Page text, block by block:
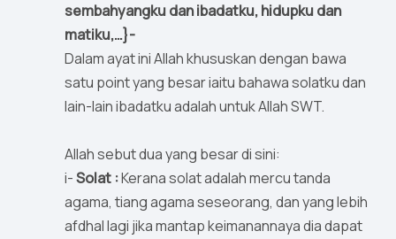
sembahyangku dan ibadatku, hidupku dan
matiku,…}-
Dalam ayat ini Allah khususkan dengan bawa
satu point yang besar iaitu bahawa solatku dan
lain-lain ibadatku adalah untuk Allah SWT.
Allah sebut dua yang besar di sini:
i-Solat :Kerana solat adalah mercu tanda
agama, tiang agama seseorang, dan yang lebih
afdhal lagi jika mantap keimanannaya dia dapat